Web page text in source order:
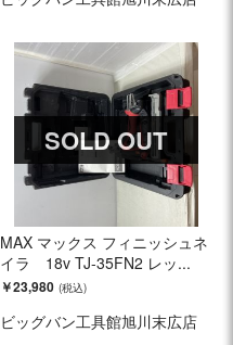
SOLD OUT
MAX マックス フィニッシュネ
イラ 18v TJ-35FN2 レッ...
￥23,980
ビッグバン工具館旭川末広店